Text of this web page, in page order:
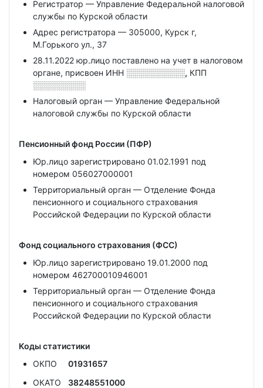
Регистратор — Управление Федеральной налоговой
службы по Курской области
Адрес регистратора — 305000, Курск г,
М.Горького ул., 37
28.11.2022 юр.лицо поставлено на учет в налоговом
органе, присвоен ИНН ░░░░░░░░░░, КПП
░░░░░░░░░
Налоговый орган — Управление Федеральной
налоговой службы по Курской области
Пенсионный фонд России (ПФР)
Юр.лицо зарегистрировано 01.02.1991 под
номером 056027000001
Территориальный орган — Отделение Фонда
пенсионного и социального страхования
Российской Федерации по Курской области
Фонд социального страхования (ФСС)
Юр.лицо зарегистрировано 19.01.2000 под
номером 462700010946001
Территориальный орган — Отделение Фонда
пенсионного и социального страхования
Российской Федерации по Курской области
Коды статистики
ОКПО
01931657
ОКАТО
38248551000